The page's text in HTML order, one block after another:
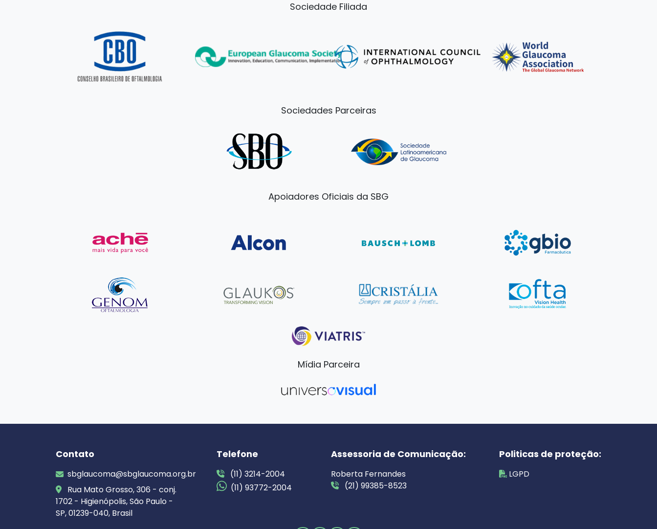
Sociedade Filiada
Sociedades Parceiras
Apoiadores Oficiais da SBG
Mídia Parceira
Contato
sbglaucoma@sbglaucoma.org.br
Rua Mato Grosso, 306 - conj.
1702 - Higienópolis, São Paulo -
SP, 01239-040, Brasil
Telefone
(11) 3214-2004
(11) 93772-2004
Assessoria de Comunicação:
Roberta Fernandes
(21) 99385-8523
Politicas de proteção:
LGPD